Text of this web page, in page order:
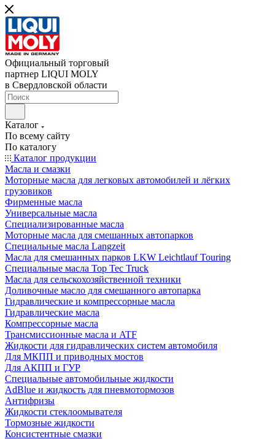
Официальный торговый
партнер LIQUI MOLY
в Свердловской области
Каталог
По всему сайту
По каталогу
Каталог продукции
Масла и смазки
Моторные масла для легковых автомобилей и лёгких
грузовиков
Фирменные масла
Универсальные масла
Специализированные масла
Моторные масла для смешанных автопарков
Специальные масла Langzeit
Масла для смешанных парков LKW Leichtlauf Touring
Специальные масла Top Tec Truck
Масла для сельскохозяйственной техники
Доливочные масло для смешанного автопарка
Гидравлические и компрессорные масла
Гидравлические масла
Компрессорные масла
Трансмиссионные масла и ATF
Жидкости для гидравлических систем автомобиля
Для МКПП и приводных мостов
Для АКПП и ГУР
Специальные автомобильные жидкости
AdBlue и жидкость для пневмотормозов
Антифризы
Жидкости стеклоомывателя
Тормозные жидкости
Консистентные смазки